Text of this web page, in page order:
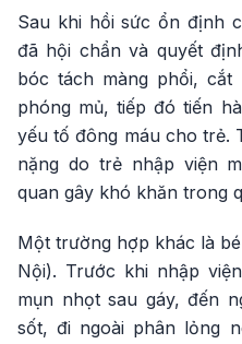
Sau khi hồi sức ổn định
đã hội chẩn và quyết
bóc tách màng phổi, cắt
phóng mủ, tiếp đó tiến
yếu tố đông máu cho trẻ.
nặng do trẻ nhập viện
quan gây khó khăn trong
Một trường hợp khác là
Nội). Trước khi nhập
mụn nhọt sau gáy, đến
sốt, đi ngoài phân lỏng